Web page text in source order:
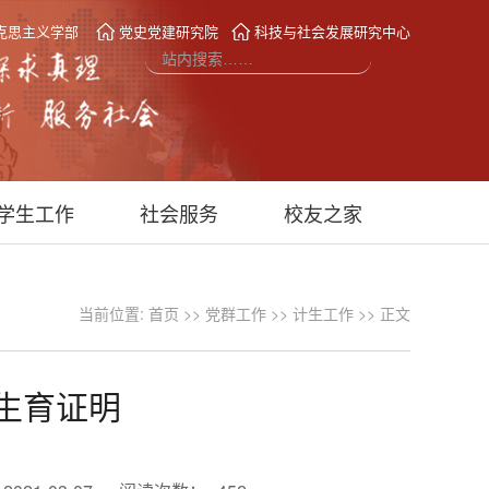
思主义学部 党史党建研究院 科技与社会发展研究中心
生工作 社会服务 校友之家
当前位置: 首页 >> 党群工作 >> 计生工作 >> 正文
育证明